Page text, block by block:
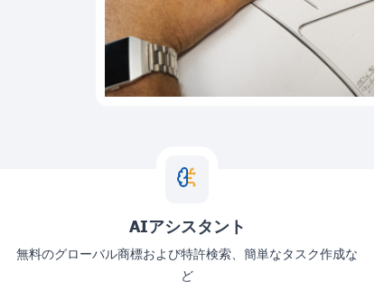
AIアシスタント
無料のグローバル商標および特許検索、簡単なタスク作成な
ど